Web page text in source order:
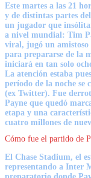
Este martes a las 21
y de distintas partes
un jugador que
a nivel mundial: Tim
viral, jugó un amistoso
para prepararse de la
iniciará en tan solo
La atención estaba
período de la noche
(ex Twitter). Fue
Payne que quedó
etapa y una
cuatro millones de
Cómo fue el partido de
El Chase Stadium, el
representando a Inter